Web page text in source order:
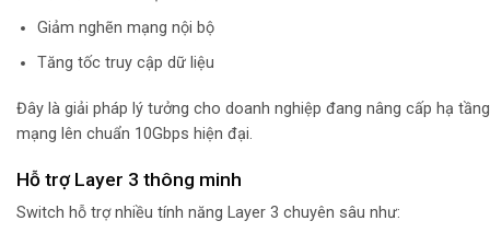
Giảm nghẽn mạng nội bộ
Tăng tốc truy cập dữ liệu
Đây là giải pháp lý tưởng cho doanh nghiệp đang nâng cấp hạ tầng
mạng lên chuẩn 10Gbps hiện đại.
Hỗ trợ Layer 3 thông minh
Switch hỗ trợ nhiều tính năng Layer 3 chuyên sâu như: